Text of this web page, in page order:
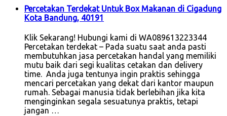
Percetakan Terdekat Untuk Box Makanan di Cigadung
Kota Bandung, 40191
Klik Sekarang! Hubungi kami di WA089613223344
Percetakan terdekat – Pada suatu saat anda pasti
membutuhkan jasa percetakan handal yang memiliki
mutu baik dari segi kualitas cetakan dan delivery
time. Anda juga tentunya ingin praktis sehingga
mencari percetakan yang dekat dari kantor maupun
rumah. Sebagai manusia tidak berlebihan jika kita
menginginkan segala sesuatunya praktis, tetapi
jangan …